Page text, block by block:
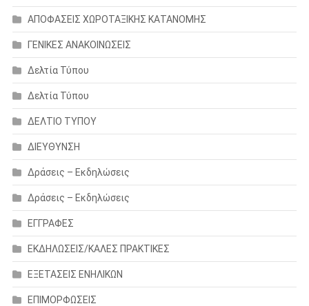
ΑΠΟΦΑΣΕΙΣ ΧΩΡΟΤΑΞΙΚΗΣ ΚΑΤΑΝΟΜΗΣ
ΓΕΝΙΚΕΣ ΑΝΑΚΟΙΝΩΣΕΙΣ
Δελτία Τύπου
Δελτία Τύπου
ΔΕΛΤΙΟ ΤΥΠΟΥ
ΔΙΕΥΘΥΝΣΗ
Δράσεις – Εκδηλώσεις
Δράσεις – Εκδηλώσεις
ΕΓΓΡΑΦΕΣ
ΕΚΔΗΛΩΣΕΙΣ/ΚΑΛΕΣ ΠΡΑΚΤΙΚΕΣ
ΕΞΕΤΑΣΕΙΣ ΕΝΗΛΙΚΩΝ
ΕΠΙΜΟΡΦΩΣΕΙΣ